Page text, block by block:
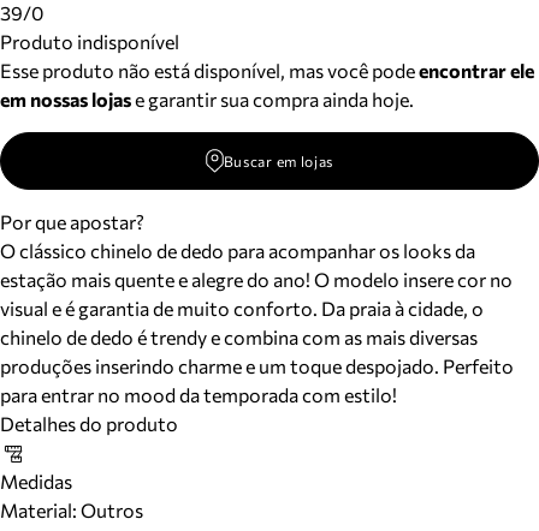
39/0
Produto indisponível
Esse produto não está disponível, mas você podeencontrar ele
em nossas lojase garantir sua compra ainda hoje.
Buscar em lojas
Por que apostar?
O clássico chinelo de dedo para acompanhar os looks da
estação mais quente e alegre do ano! O modelo insere cor no
visual e é garantia de muito conforto. Da praia à cidade, o
chinelo de dedo é trendy e combina com as mais diversas
produções inserindo charme e um toque despojado. Perfeito
para entrar no mood da temporada com estilo!
Detalhes do produto
Medidas
Material: Outros